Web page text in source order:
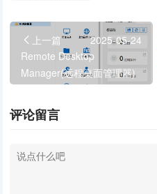
上一篇
2025-05-24
Remote Desktop
Manager(远程桌面管理器)
评论留言